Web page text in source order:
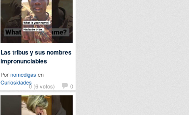
0 (6 votos) 0
Las tribus y sus nombres
impronunciables
Pornomedigas en
Curiosidades